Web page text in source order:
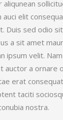
auci elit
Duis sed odio
a sit amet
ipsum velit.
auctor a ornare
erat
taciti
nostra.